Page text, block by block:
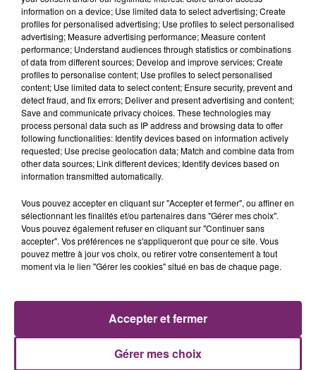
La Bulle - Guinguette éphémère
de Frelinghien !
éclipse solaire du 12 Août 2026
158 pompiers de la région sont
partis hier soir pour la Gironde
information on a device; Use limited data to select advertising; Create
profiles for personalised advertising; Use profiles to select personalised
advertising; Measure advertising performance; Measure content
performance; Understand audiences through statistics or combinations
of data from different sources; Develop and improve services; Create
profiles to personalise content; Use profiles to select personalised
content; Use limited data to select content; Ensure security, prevent and
detect fraud, and fix errors; Deliver and present advertising and content;
Save and communicate privacy choices. These technologies may
process personal data such as IP address and browsing data to offer
following functionalities: Identify devices based on information actively
requested; Use precise geolocation data; Match and combine data from
other data sources; Link different devices; Identify devices based on
information transmitted automatically.
Vous pouvez accepter en cliquant sur "Accepter et fermer", ou affiner en
sélectionnant les finalités et/ou partenaires dans "Gérer mes choix".
Vous pouvez également refuser en cliquant sur "Continuer sans
accepter". Vos préférences ne s'appliqueront que pour ce site. Vous
pouvez mettre à jour vos choix, ou retirer votre consentement à tout
moment via le lien "Gérer les cookies" situé en bas de chaque page.
Gérer mes choix
Accepter et fermer